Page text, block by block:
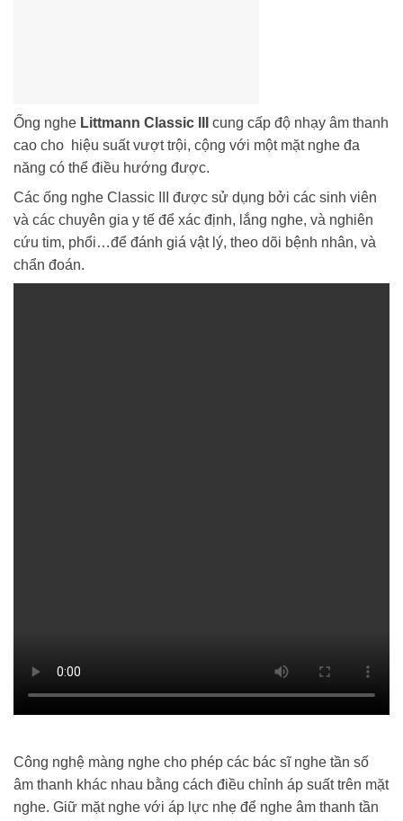
Ống nghe Littmann Classic III
cung cấp độ nhạy âm thanh
cao cho hiệu suất vượt trội, cộng với một mặt nghe đa
năng có thể điều hướng được.
Các ống nghe Classic III được sử dụng bởi các sinh viên
và các chuyên gia y tế để xác định, lắng nghe, và nghiên
cứu tim, phổi…để đánh giá vật lý, theo dõi bệnh nhân, và
chẩn đoán.
Công nghệ màng nghe cho phép các bác sĩ nghe tần số
âm thanh khác nhau bằng cách điều chỉnh áp suất trên mặt
nghe. Giữ mặt nghe với áp lực nhẹ để nghe âm thanh tần